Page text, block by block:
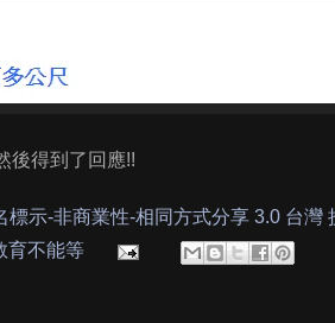
後得到了回應!!
標示-非商業性-相同方式分享 3.0 台灣
育不能等